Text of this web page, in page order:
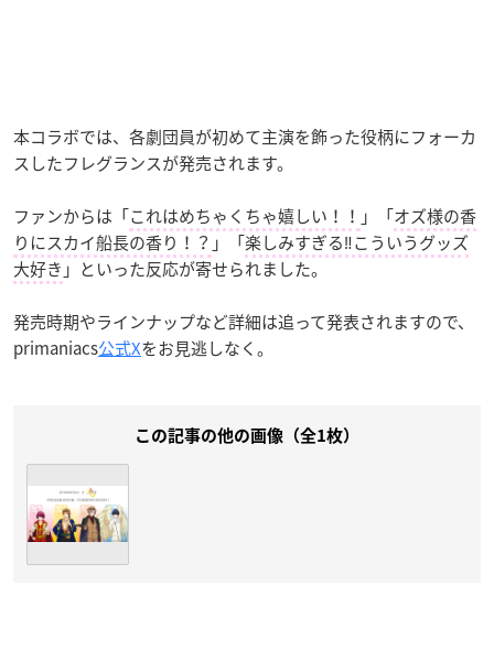
本コラボでは、各劇団員が初めて主演を飾った役柄にフォーカ
スしたフレグランスが発売されます。
ファンからは「これはめちゃくちゃ嬉しい！！ 」「オズ様の香
りにスカイ船長の香り！？ 」「楽しみすぎる‼︎こういうグッズ
大好き 」といった反応が寄せられました。
発売時期やラインナップなど詳細は追って発表されますので、
primaniacs公式Xをお見逃しなく。
この記事の他の画像（全1枚）